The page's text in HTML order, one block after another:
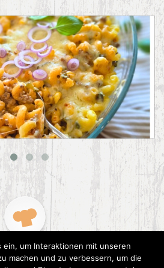
Mac Nudelauflauf
ein, um Interaktionen mit unseren
machen und zu verbessern, um die